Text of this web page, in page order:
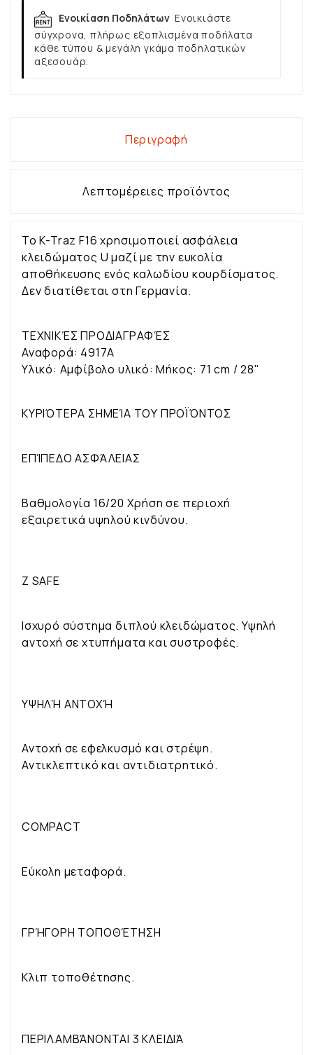
Ενοικίαση Ποδηλάτων Ενοικιάστε
σύγχρονα, πλήρως εξοπλισμένα ποδήλατα
κάθε τύπου & μεγάλη γκάμα ποδηλατικών
αξεσουάρ.
Περιγραφή
Λεπτομέρειες προϊόντος
Το K-Traz F16 χρησιμοποιεί ασφάλεια
κλειδώματος U μαζί με την ευκολία
αποθήκευσης ενός καλωδίου κουρδίσματος.
Δεν διατίθεται στη Γερμανία.
ΤΕΧΝΙΚΈΣ ΠΡΟΔΙΑΓΡΑΦΈΣ
Αναφορά: 4917A
Υλικό: Αμφίβολο υλικό: Μήκος: 71 cm / 28"
ΚΥΡΙΌΤΕΡΑ ΣΗΜΕΊΑ ΤΟΥ ΠΡΟΪΌΝΤΟΣ
ΕΠΊΠΕΔΟ ΑΣΦΆΛΕΙΑΣ
Βαθμολογία 16/20 Χρήση σε περιοχή
εξαιρετικά υψηλού κινδύνου.
Z SAFE
Ισχυρό σύστημα διπλού κλειδώματος. Υψηλή
αντοχή σε χτυπήματα και συστροφές.
ΥΨΗΛΉ ΑΝΤΟΧΉ
Αντοχή σε εφελκυσμό και στρέψη.
Αντικλεπτικό και αντιδιατρητικό.
COMPACT
Εύκολη μεταφορά.
ΓΡΉΓΟΡΗ ΤΟΠΟΘΈΤΗΣΗ
Κλιπ τοποθέτησης.
ΠΕΡΙΛΑΜΒΆΝΟΝΤΑΙ 3 ΚΛΕΙΔΙΆ